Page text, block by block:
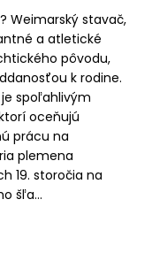
Weimarský stavač,
a atletické
pôvodu,
k rodine.
spoľahlivým
oceňujú
prácu na
plemena
19. storočia na
šľa...